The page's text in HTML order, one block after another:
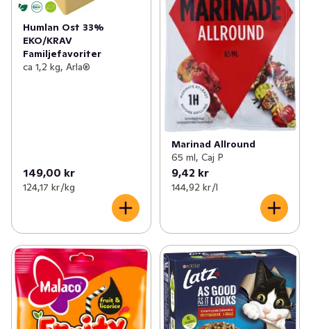
Humlan Ost 33%
EKO/KRAV
Familjefavoriter
ca 1,2 kg, Arla®
149,00 kr
124,17 kr /kg
Marinad Allround
65 ml, Caj P
9,42 kr
144,92 kr /l